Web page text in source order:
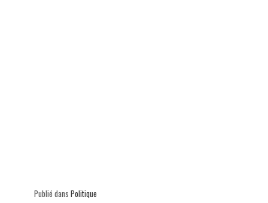
Publié dans Politique